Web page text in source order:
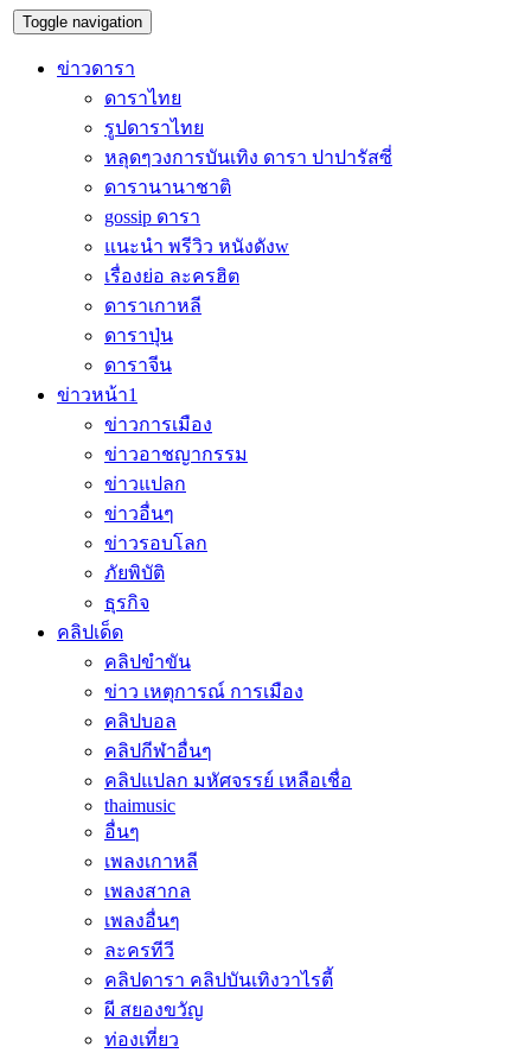
Toggle navigation
ข่าวดารา
ดาราไทย
รูปดาราไทย
หลุดๆวงการบันเทิง ดารา ปาปารัสซี่
ดารานานาชาติ
gossip ดารา
แนะนำ พรีวิว หนังดังw
เรื่องย่อ ละครฮิต
ดาราเกาหลี
ดาราปุ่น
ดาราจีน
ข่าวหน้า1
ข่าวการเมือง
ข่าวอาชญากรรม
ข่าวแปลก
ข่าวอื่นๆ
ข่าวรอบโลก
ภัยพิบัติ
ธุรกิจ
คลิปเด็ด
คลิปขำขัน
ข่าว เหตุการณ์ การเมือง
คลิปบอล
คลิปกีฬาอื่นๆ
คลิปแปลก มหัศจรรย์ เหลือเชื่อ
thaimusic
อื่นๆ
เพลงเกาหลี
เพลงสากล
เพลงอื่นๆ
ละครทีวี
คลิปดารา คลิปบันเทิงวาไรตี้
ผี สยองขวัญ
ท่องเที่ยว